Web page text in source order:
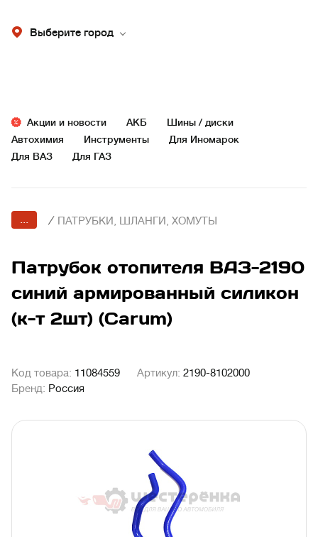
Выберите город
Акции и новости АКБ
Шины / диски
Автохимия
Инструменты
Для Иномарок
Для ВАЗ
Для ГАЗ
... / ПАТРУБКИ, ШЛАНГИ, ХОМУТЫ
Патрубок отопителя ВАЗ-2190
синий армированный силикон
(к-т 2шт) (Carum)
Код товара: 11084559 Артикул: 2190-8102000
Бренд: Россия